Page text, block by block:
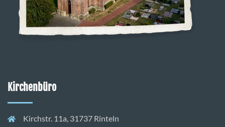
Kirchenbüro
Kirchstr. 11a, 31737 Rinteln